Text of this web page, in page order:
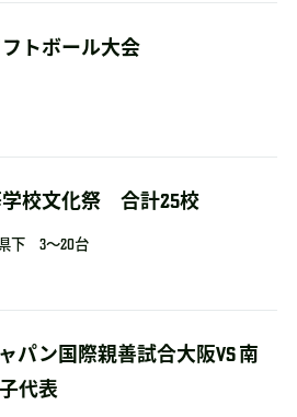
トボール大会
校文化祭 合計25校
下 3～20台
パン国際親善試合大阪VS 南
代表